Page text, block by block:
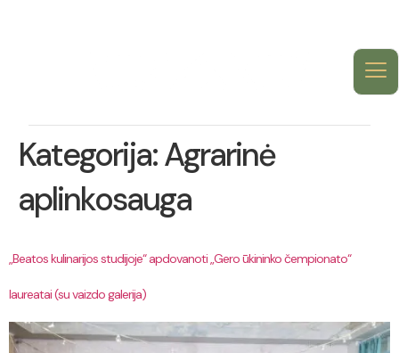
Kategorija:Agrarinė
aplinkosauga
„Beatos kulinarijos studijoje“ apdovanoti „Gero ūkininko čempionato“
laureatai (su vaizdo galerija)